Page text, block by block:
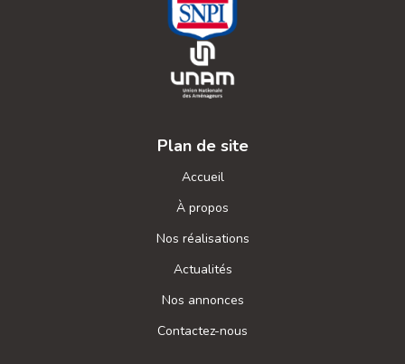
Plan de site
Accueil
À propos
Nos réalisations
Actualités
Nos annonces
Contactez-nous